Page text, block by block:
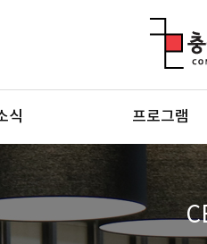
식 프로그램